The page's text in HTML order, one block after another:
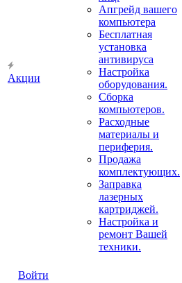
Акции
Апгрейд вашего
компьютера
Бесплатная
установка
антивируса
Настройка
оборудования.
Сборка
компьютеров.
Расходные
материалы и
периферия.
Продажа
комплектующих.
Заправка
лазерных
картриджей.
Настройка и
ремонт Вашей
техники.
Войти